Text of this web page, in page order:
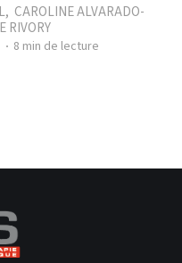
, CAROLINE ALVARADO-
RIVORY
8 min de lecture